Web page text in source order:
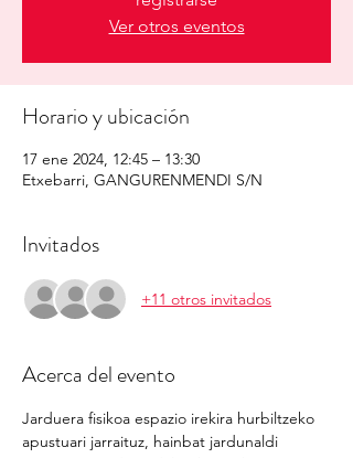
Ver otros eventos
Horario y ubicación
17 ene 2024, 12:45 – 13:30
Etxebarri, GANGURENMENDI S/N
Invitados
+11 otros invitados
Acerca del evento
Jarduera fisikoa espazio irekira hurbiltzeko
apustuari jarraituz, hainbat jardunaldi